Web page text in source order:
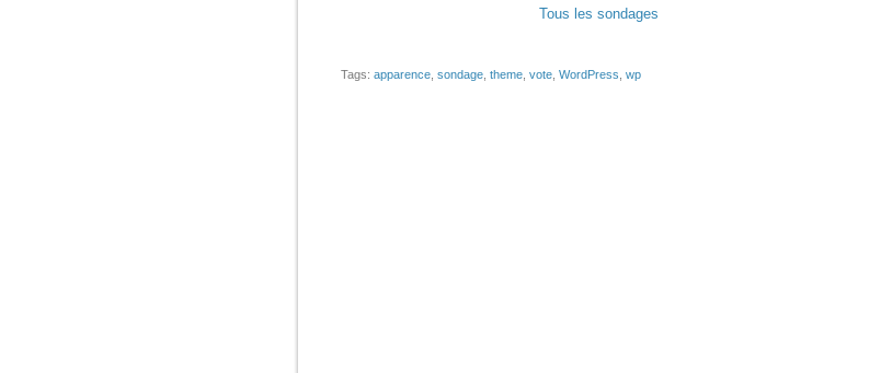
Tous les sondages
Tags: apparence sondage theme vote WordPress wp